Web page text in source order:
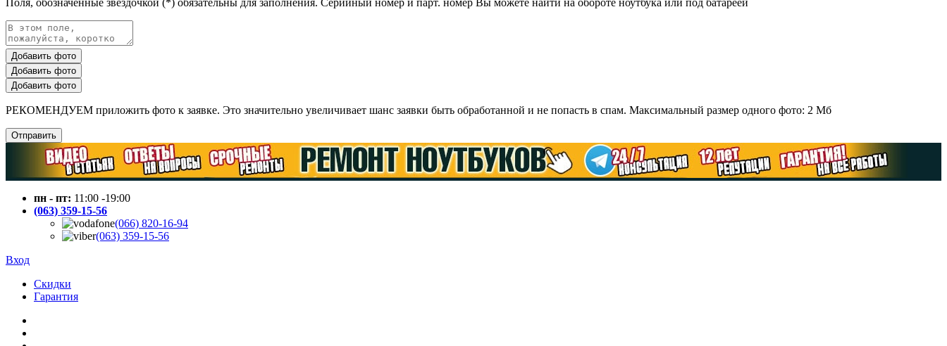
Поля, обозначенные звёздочкой (*) обязательны для заполнения. Серийный номер и парт. номер Вы можете найти на обороте ноутбука или под батареей
Добавить фото
Добавить фото
Добавить фото
РЕКОМЕНДУЕМ приложить фото к заявке. Это значительно увеличивает шанс заявки быть обработанной и не попасть в спам. Максимальный размер одного фото: 2 Мб
Отправить
пн - пт: 11:00 -19:00
(063) 359-15-56
(066) 820-16-94
(063) 359-15-56
Вход
Скидки
Гарантия